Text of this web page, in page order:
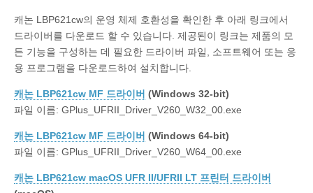
캐논 LBP621cw의 운영 체제 호환성을 확인한 후 아래 링크에서
드라이버를 다운로드 할 수 있습니다. 제공된이 링크는 제품의 모
든 기능을 구성하는 데 필요한 드라이버 파일, 소프트웨어 또는 응
용 프로그램을 다운로드하여 설치합니다.
캐논 LBP621cw MF 드라이버 (Windows 32-bit)
파일 이름: GPlus_UFRII_Driver_V260_W32_00.exe
캐논 LBP621cw MF 드라이버 (Windows 64-bit)
파일 이름: GPlus_UFRII_Driver_V260_W64_00.exe
캐논 LBP621cw macOS UFR II/UFRII LT 프린터 드라이버